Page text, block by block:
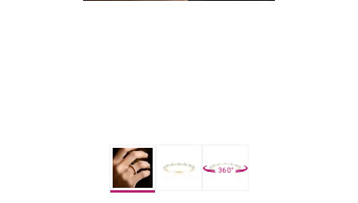
360°